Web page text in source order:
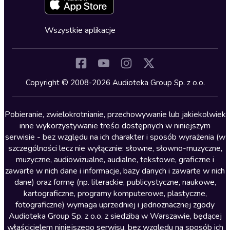
Kryminały
Lektury szkolne
Literatura anglojęzyczna
Literatura faktu
Literatura obyczajowa
Literatura piękna obca
Literatura piękna polska
Nagrania relaksacyjne
Nauka języków
Cykle audiobooków
Wszystkie aplikacje
Copyright © 2008-2026 Audioteka Group Sp. z o.o.
Pobieranie, zwielokrotnianie, przechowywanie lub jakiekolwiek
inne wykorzystywanie treści dostępnych w niniejszym
serwisie - bez względu na ich charakter i sposób wyrażenia (w
szczególności lecz nie wyłącznie: słowne, słowno-muzyczne,
muzyczne, audiowizualne, audialne, tekstowe, graficzne i
zawarte w nich dane i informacje, bazy danych i zawarte w nich
dane) oraz formę (np. literackie, publicystyczne, naukowe,
kartograficzne, programy komputerowe, plastyczne,
fotograficzne) wymaga uprzedniej i jednoznacznej zgody
Audioteka Group Sp. z o.o. z siedzibą w Warszawie, będącej
właścicielem niniejszego serwisu, bez względu na sposób ich